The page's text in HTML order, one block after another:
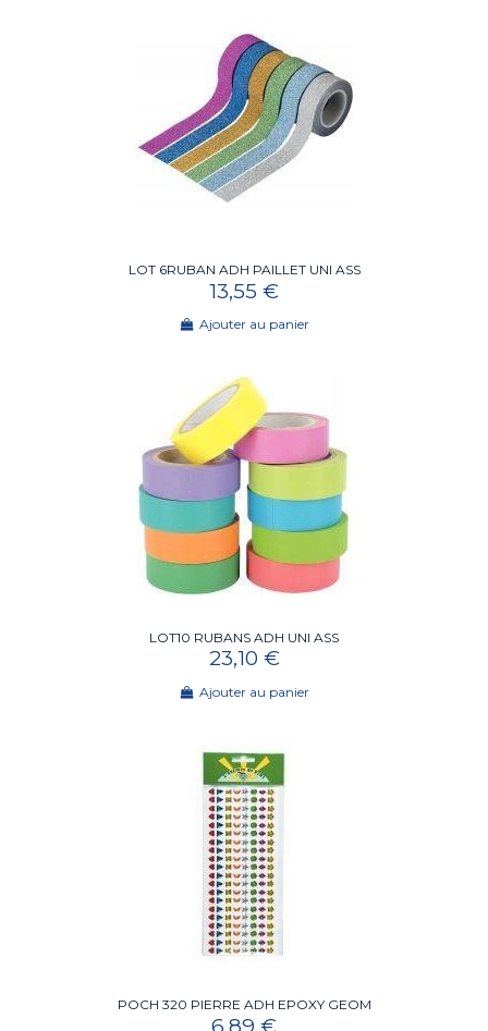
LOT 6RUBAN ADH PAILLET UNI ASS
13,55 €
Ajouter au panier
LOT10 RUBANS ADH UNI ASS
23,10 €
Ajouter au panier
POCH 320 PIERRE ADH EPOXY GEOM